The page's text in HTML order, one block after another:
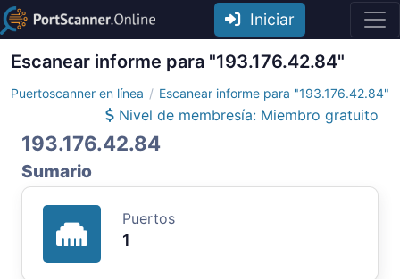
Iniciar
Escanear informe para "193.176.42.84"
Puertoscanner en línea Escanear informe para "193.176.42.84"
Nivel de membresía: Miembro gratuito
193.176.42.84
Sumario
Puertos
1